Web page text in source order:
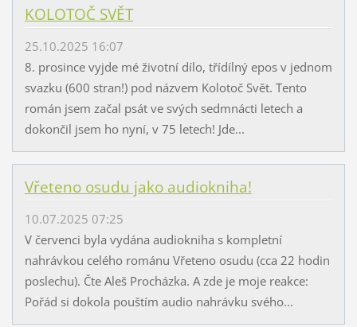
KOLOTOČ SVĚT
25.10.2025 16:07
8. prosince vyjde mé životní dílo, třídílný epos v jednom
svazku (600 stran!) pod názvem Kolotoč Svět. Tento
román jsem začal psát ve svých sedmnácti letech a
dokončil jsem ho nyní, v 75 letech! Jde...
Vřeteno osudu jako audiokniha!
10.07.2025 07:25
V červenci byla vydána audiokniha s kompletní
nahrávkou celého románu Vřeteno osudu (cca 22 hodin
poslechu). Čte Aleš Procházka. A zde je moje reakce:
Pořád si dokola pouštím audio nahrávku svého...